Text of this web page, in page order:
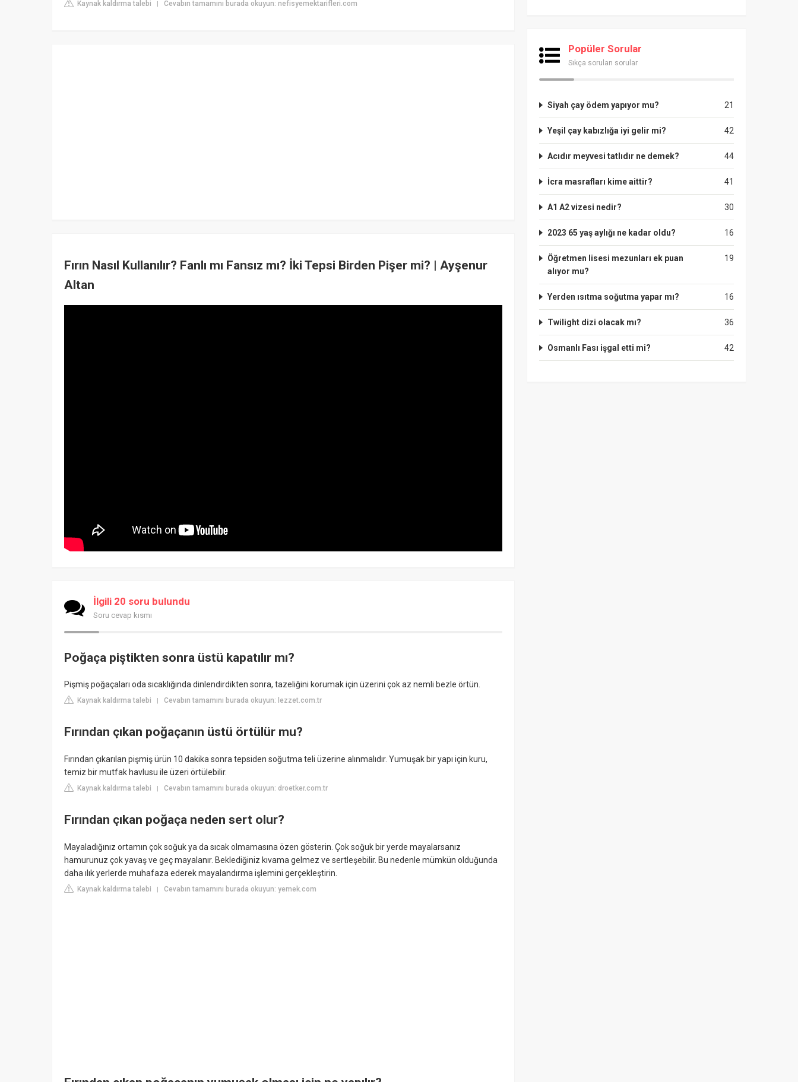
Kaynak kaldırma talebi | Cevabın tamamını burada okuyun: nefisyemektarifleri.com
Fırın Nasıl Kullanılır? Fanlı mı Fansız mı? İki Tepsi Birden Pişer mi? | Ayşenur
Altan
İlgili 20 soru bulundu
Soru cevap kısmı
Poğaça piştikten sonra üstü kapatılır mı?
Pişmiş poğaçaları oda sıcaklığında dinlendirdikten sonra, tazeliğini korumak için üzerini çok az nemli bezle örtün.
Kaynak kaldırma talebi | Cevabın tamamını burada okuyun: lezzet.com.tr
Fırından çıkan poğaçanın üstü örtülür mu?
Fırından çıkarılan pişmiş ürün 10 dakika sonra tepsiden soğutma teli üzerine alınmalıdır. Yumuşak bir yapı için kuru,
temiz bir mutfak havlusu ile üzeri örtülebilir.
Kaynak kaldırma talebi | Cevabın tamamını burada okuyun: droetker.com.tr
Fırından çıkan poğaça neden sert olur?
Mayaladığınız ortamın çok soğuk ya da sıcak olmamasına özen gösterin. Çok soğuk bir yerde mayalarsanız
hamurunuz çok yavaş ve geç mayalanır. Beklediğiniz kıvama gelmez ve sertleşebilir. Bu nedenle mümkün olduğunda
daha ılık yerlerde muhafaza ederek mayalandırma işlemini gerçekleştirin.
Kaynak kaldırma talebi | Cevabın tamamını burada okuyun: yemek.com
Popüler Sorular
Sıkça sorulan sorular
21
Siyah çay ödem yapıyor mu?
42
Yeşil çay kabızlığa iyi gelir mi?
44
Acıdır meyvesi tatlıdır ne demek?
41
İcra masrafları kime aittir?
30
A1 A2 vizesi nedir?
16
2023 65 yaş aylığı ne kadar oldu?
19
Öğretmen lisesi mezunları ek puan
alıyor mu?
16
Yerden ısıtma soğutma yapar mı?
36
Twilight dizi olacak mı?
42
Osmanlı Fası işgal etti mi?